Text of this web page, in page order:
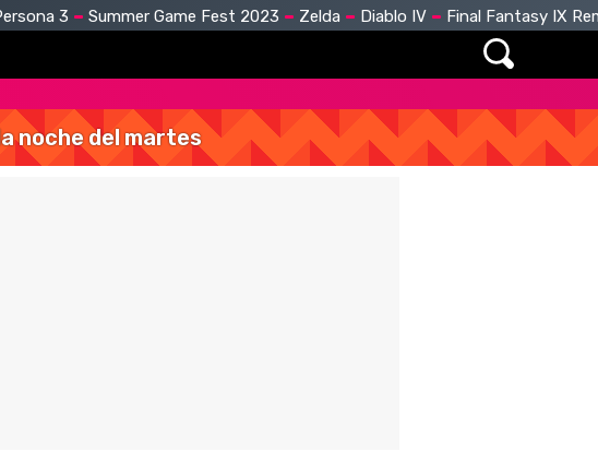
3 Summer Game Fest 2023 Zelda Diablo IV Final Fantasy IX
noche del martes